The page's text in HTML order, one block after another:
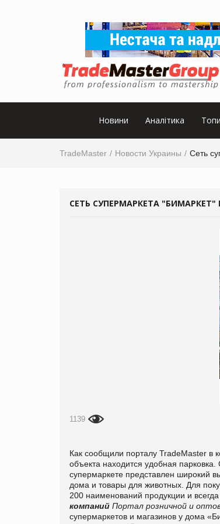
Новини Аналітика
TradeMaster Новости Украины Сеть
СЕТЬ СУПЕРМАРКЕТА
1139
Как сообщили порталу TradeMaster в
объекта находится удобная
супермаркете представлен широкий
дома и товары для животных. Для
200 наименований продукции и
компаний Портал розничной и
супермаркетов и магазинов у дома «Б